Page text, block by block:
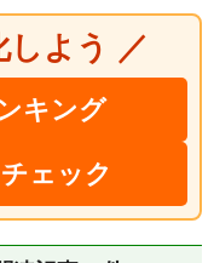
しよう ／
キング
ェック